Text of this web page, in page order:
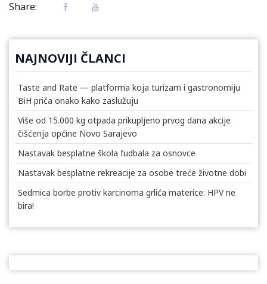
Share:
NAJNOVIJI ČLANCI
Taste and Rate — platforma koja turizam i gastronomiju
BiH priča onako kako zaslužuju
Više od 15.000 kg otpada prikupljeno prvog dana akcije
čišćenja općine Novo Sarajevo
Nastavak besplatne škola fudbala za osnovce
Nastavak besplatne rekreacije za osobe treće životne dobi
Sedmica borbe protiv karcinoma grlića materice: HPV ne
bira!